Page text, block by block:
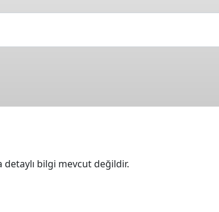
detaylı bilgi mevcut değildir.